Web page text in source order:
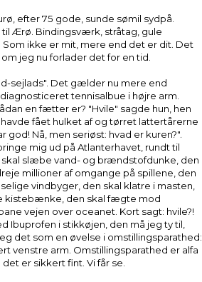
efter 75 gode, sunde sømil sydpå.
Ærø. Bindingsværk, stråtag, gule
ikke er mit, mere end det er dit. Det
jeg nu forlader det for en tid.
sejlads". Det gælder nu mere end
tennisalbue i højre arm.
en fætter er? "Hvile" sagde hun, hen
fået hulket af og tørret lattertårerne
Nå, men seriøst: hvad er kuren?".
mig ud på Atlanterhavet, rundt til
slæbe vand- og brændstofdunke, den
millioner af omgange på spillene, den
vindbyger, den skal klatre i masten,
kistebænke, den skal fægte mod
vejen over oceanet. Kort sagt: hvile?!
Ibuprofen i stikkøjen, den må jeg ty til,
det som en øvelse i omstillingsparathed:
venstre arm. Omstillingsparathed er alfa
er sikkert fint. Vi får se.